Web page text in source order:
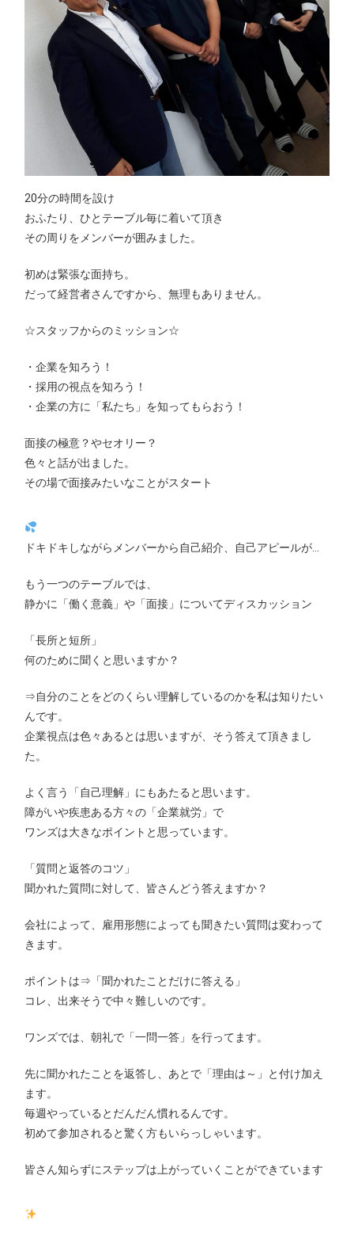
20分の時間を設け
おふたり、ひとテーブル毎に着いて頂き
その周りをメンバーが囲みました。
初めは緊張な面持ち。
だって経営者さんですから、無理もありません。
☆スタッフからのミッション☆
・企業を知ろう！
・採用の視点を知ろう！
・企業の方に「私たち」を知ってもらおう！
面接の極意？やセオリー？
色々と話が出ました。
その場で面接みたいなことがスタート
ドキドキしながらメンバーから自己紹介、自己アピールが…
もう一つのテーブルでは、
静かに「働く意義」や「面接」についてディスカッション
「長所と短所」
何のために聞くと思いますか？
⇒自分のことをどのくらい理解しているのかを私は知りたい
んです。
企業視点は色々あるとは思いますが、そう答えて頂きまし
た。
よく言う「自己理解」にもあたると思います。
障がいや疾患ある方々の「企業就労」で
ワンズは大きなポイントと思っています。
「質問と返答のコツ」
聞かれた質問に対して、皆さんどう答えますか？
会社によって、雇用形態によっても聞きたい質問は変わって
きます。
ポイントは⇒「聞かれたことだけに答える」
コレ、出来そうで中々難しいのです。
ワンズでは、朝礼で「一問一答」を行ってます。
先に聞かれたことを返答し、あとで「理由は～」と付け加え
ます。
毎週やっているとだんだん慣れるんです。
初めて参加されると驚く方もいらっしゃいます。
皆さん知らずにステップは上がっていくことができています